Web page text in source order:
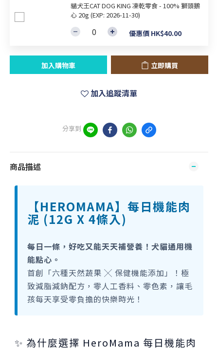
貓犬王CAT DOG KING 凍乾零食 - 100% 獅頭鵝
心 20g (EXP: 2026-11-30)
優惠價 HK$40.00
加入購物車 立即購買
加入追蹤清單
分享到
商品描述
【HEROMAMA】每日機能肉
泥 (12G X 4條入)
每日一條，好吃又能天天補營養！犬貓通用機
能點心。
首創「六種天然蔬果 ╳ 保健機能添加」！極
致減脂減鈉配方，零人工香料、零色素，讓毛
孩每天享受零負擔的快樂時光！
✨ 為什麼選擇 HeroMama 每日機能肉